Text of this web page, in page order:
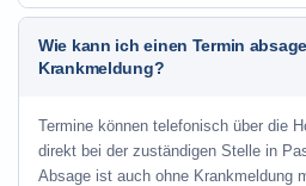
Wie kann ich einen Termin
Krankmeldung?
Termine können telefonisch über die
direkt bei der zuständigen Stelle in
Absage ist auch ohne Krankmeldung